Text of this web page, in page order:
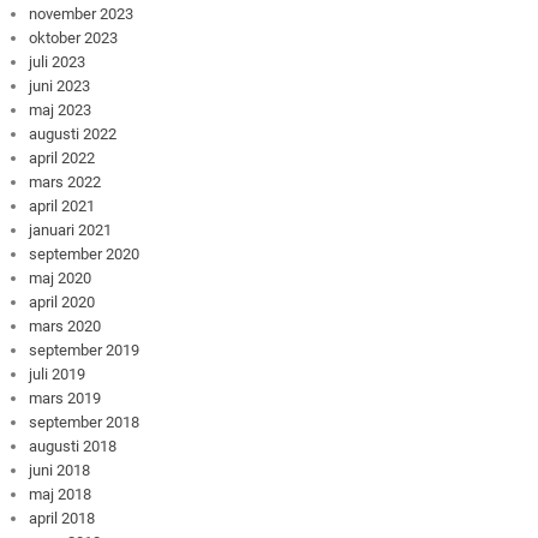
november 2023
oktober 2023
juli 2023
juni 2023
maj 2023
augusti 2022
april 2022
mars 2022
april 2021
januari 2021
september 2020
maj 2020
april 2020
mars 2020
september 2019
juli 2019
mars 2019
september 2018
augusti 2018
juni 2018
maj 2018
april 2018